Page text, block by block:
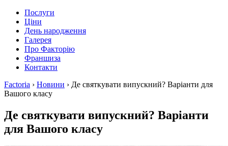
Послуги
Ціни
День народження
Галерея
Про Факторію
Франшиза
Контакти
Factoria › Новини › Де святкувати випускний? Варіанти для
Вашого класу
Де святкувати випускний? Варіанти
для Вашого класу